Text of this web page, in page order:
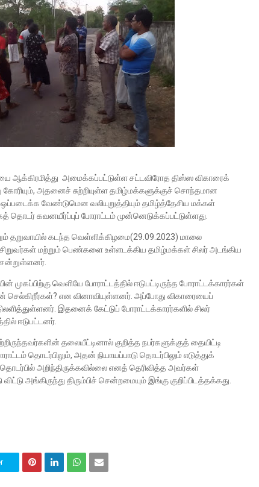
ஆக்கிரமித்து அமைக்கப்பட்டுள்ள சட்டவிரோத திஸ்ஸ விகாரைக்
அதனைச் சுற்றியுள்ள தமிழ்மக்களுக்குச் சொந்தமான
வேண்டுமென வலியுறுத்தியும் தமிழ்த்தேசிய மக்கள்
தொடர் கவனயீர்ப்புப் போராட்டம் முன்னெடுக்கப்பட்டுள்ளது.
தறுவாயில் கடந்த வெள்ளிக்கிழமை(29.09.2023) மாலை
மற்றும் பெண்களை உள்ளடக்கிய தமிழ்மக்கள் சிலர் அடங்கிய
வெளியே போராட்டத்தில் ஈடுபட்டிருந்த போராட்டக்காரர்கள்
என வினாவியுள்ளனர். அப்போது விகாரையைப்
இதனைக் கேட்டுப் போராட்டக்காரர்களில் சிலர்
ஈடுபட்டனர்.
தலையீட்டினால் குறித்த நபர்களுக்குத் தையிட்டி
தொடர்பிலும், அதன் நியாயப்பாடு தொடர்பிலும் எடுத்துக்
அறிந்திருக்கவில்லை எனத் தெரிவித்த அவர்கள்
அங்கிருந்து திரும்பிச் சென்றமையும் இங்கு குறிப்பிடத்தக்கது.